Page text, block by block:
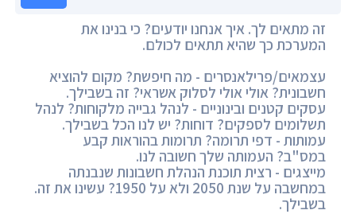
זה מתאים לך. איך אנחנו יודעים? כי בנינו את
המערכת כך שהיא תתאים לכולם.
עצמאים/פרילאנסרים - מה חיפשת? מקום להוציא
חשבונית? אולי אולי לסלוק אשראי? זה בשבילך.
עסקים קטנים ובינוניים - לנהל גבייה מלקוחות? לנהל
תשלומים לספקים? דוחות? יש לנו הכל בשבילך.
עמותות - דפי תרומה? תרומות בהוראות קבע
במס"ב? העמותה שלך חשובה לנו.
מייצגים - רצית תוכנת הנהלת חשבונות שנבנתה
במחשבה על שנת 2050 ולא על 1950? עשינו את זה.
בשבילך.